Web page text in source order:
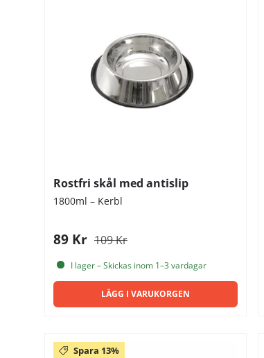
Rostfri skål med antislip
1800ml – Kerbl
89 Kr 109 Kr
I lager – Skickas inom 1–3 vardagar
LÄGG I VARUKORGEN
Spara 13%